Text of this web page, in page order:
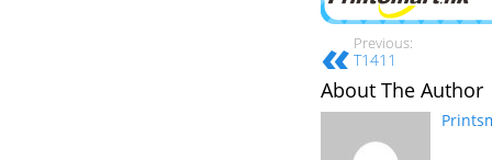
Previous:
T1411
About The Author